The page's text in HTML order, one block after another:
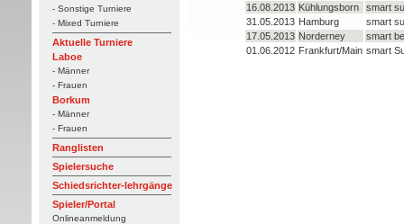
- Sonstige Turniere
- Mixed Turniere
Aktuelle Turniere
Laboe
- Männer
- Frauen
Borkum
- Männer
- Frauen
Ranglisten
Spielersuche
Schiedsrichter-lehrgänge
Spieler/Portal
Onlineanmeldung
16.08.2013 Kühlungsborn
smart
31.05.2013 Hamburg
smart
17.05.2013 Norderney
smart
01.06.2012 Frankfurt/Main smart